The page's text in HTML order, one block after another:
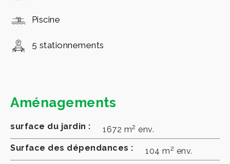
Piscine
5 stationnements
Aménagements
surface du jardin : 1672 m2 env.
Surface des dépendances :
104 m2 env.